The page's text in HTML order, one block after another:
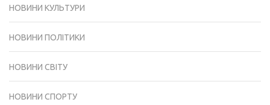
НОВИНИ КУЛЬТУРИ
НОВИНИ ПОЛІТИКИ
НОВИНИ СВІТУ
НОВИНИ СПОРТУ